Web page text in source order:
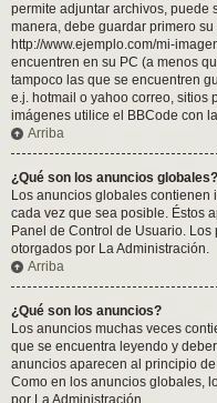
permite adjuntar archivos, puede
manera, debe guardar primero
http://www.ejemplo.com/mi-
encuentren en su PC (a menos
tampoco las que se encuentren
e.j. hotmail o yahoo correo, sitios
imágenes utilice el BBCode con
Arriba
¿Qué son los anuncios globales?
Los anuncios globales
cada vez que sea posible. Éstos
Panel de Control de Usuario.
otorgados por La Administración.
Arriba
¿Qué son los anuncios?
Los anuncios muchas veces
que se encuentra leyendo y
anuncios aparecen al principio
Como en los anuncios globales,
por La Administración.